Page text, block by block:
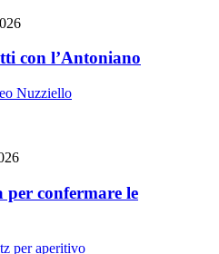
con l’Antoniano
per confermare le